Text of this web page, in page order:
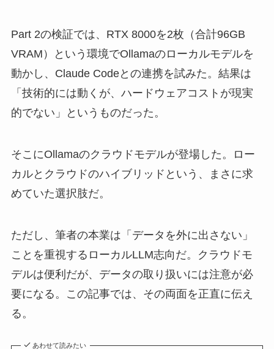
Part 2の検証では、RTX 8000を2枚（合計96GB
VRAM）という環境でOllamaのローカルモデルを
動かし、Claude Codeとの連携を試みた。結果は
「技術的には動くが、ハードウェアコストが現実
的でない」というものだった。
そこにOllamaのクラウドモデルが登場した。ロー
カルとクラウドのハイブリッドという、まさに求
めていた選択肢だ。
ただし、筆者の本業は「データを外に出さない」
ことを重視するローカルLLM志向だ。クラウドモ
デルは便利だが、データの取り扱いには注意が必
要になる。この記事では、その両面を正直に伝え
る。
あわせて読みたい